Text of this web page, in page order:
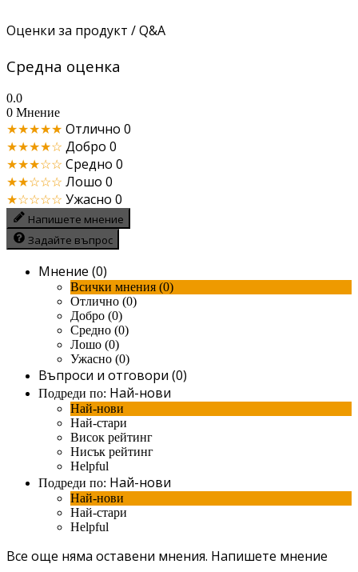
Оценки за продукт / Q&A
Средна оценка
0.0
0 Мнение
★★★★★ Отлично 0
★★★★☆ Добро 0
★★★☆☆ Средно 0
★★☆☆☆ Лошо 0
★☆☆☆☆ Ужасно 0
Напишете мнение
Задайте въпрос
Мнение (0)
Всички мнения (0)
Отлично (0)
Добро (0)
Средно (0)
Лошо (0)
Ужасно (0)
Въпроси и отговори (0)
Подреди по: Най-нови
Най-нови
Най-стари
Висок рейтинг
Нисък рейтинг
Helpful
Подреди по: Най-нови
Най-нови
Най-стари
Helpful
Все още няма оставени мнения. Напишете мнение